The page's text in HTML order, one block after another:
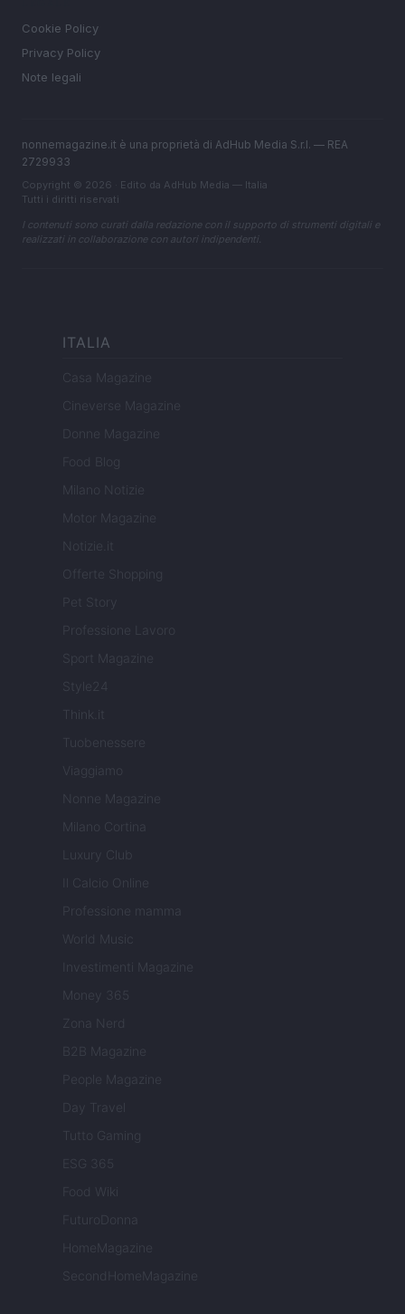
Cookie Policy
Privacy Policy
Note legali
nonnemagazine.it è una proprietà di AdHub Media S.r.l. — REA
2729933
Copyright © 2026 · Edito da AdHub Media — Italia
Tutti i diritti riservati
I contenuti sono curati dalla redazione con il supporto di strumenti digitali e
realizzati in collaborazione con autori indipendenti.
ITALIA
Casa Magazine
Cineverse Magazine
Donne Magazine
Food Blog
Milano Notizie
Motor Magazine
Notizie.it
Offerte Shopping
Pet Story
Professione Lavoro
Sport Magazine
Style24
Think.it
Tuobenessere
Viaggiamo
Nonne Magazine
Milano Cortina
Luxury Club
Il Calcio Online
Professione mamma
World Music
Investimenti Magazine
Money 365
Zona Nerd
B2B Magazine
People Magazine
Day Travel
Tutto Gaming
ESG 365
Food Wiki
FuturoDonna
HomeMagazine
SecondHomeMagazine